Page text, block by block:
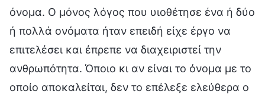
όνομα. Ο μόνος λόγος που υιοθέτησε ένα ή δύο
ή πολλά ονόματα ήταν επειδή είχε έργο να
επιτελέσει και έπρεπε να διαχειριστεί την
ανθρωπότητα. Όποιο κι αν είναι το όνομα με το
οποίο αποκαλείται, δεν το επέλεξε ελεύθερα ο